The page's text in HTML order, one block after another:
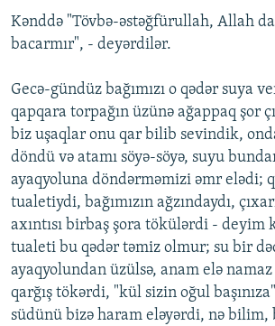
Kənddə "Tövbə-əstəğfürullah, Allah
bacarmır", - deyərdilər.
Gecə-gündüz bağımızı o qədər suya
qapqara torpağın üzünə ağappaq şor
biz uşaqlar onu qar bilib sevindik,
döndü və atamı söyə-söyə, suyu
ayaqyoluna döndərməmizi əmr elədi;
tualetiydi, bağımızın ağzındaydı,
axıntısı birbaş şora tökülərdi - deyim
tualeti bu qədər təmiz olmur; su bir
ayaqyolundan üzülsə, anam elə
qarğış tökərdi, "kül sizin oğul
südünü bizə haram eləyərdi, nə bilim,